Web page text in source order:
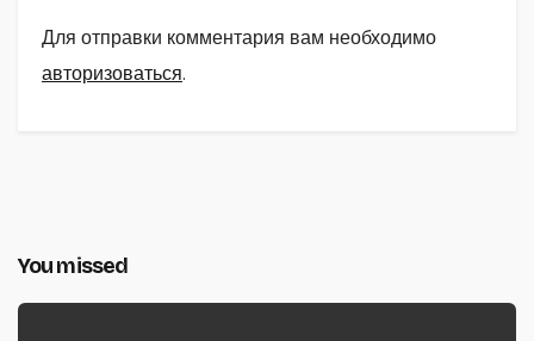
Для отправки комментария вам необходимо
авторизоваться.
You missed